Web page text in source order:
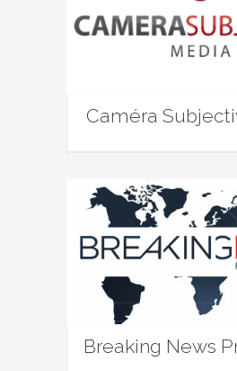
Caméra
Breaking News